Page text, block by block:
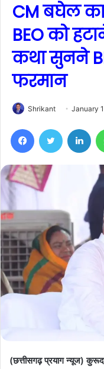
CM बघेल
BEO को
कथा सुनने
फरमान
Shrikant January
(छत्तीसगढ़ प्रयाग न्यूज)